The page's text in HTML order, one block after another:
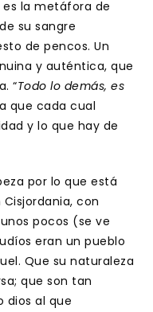
la metáfora de
su sangre
de pencos. Un
y auténtica, que
“Todo lo demás, es
que cada cual
y lo que hay de
por lo que está
con
pocos (se ve
eran un pueblo
Que su naturaleza
que son tan
dios al que